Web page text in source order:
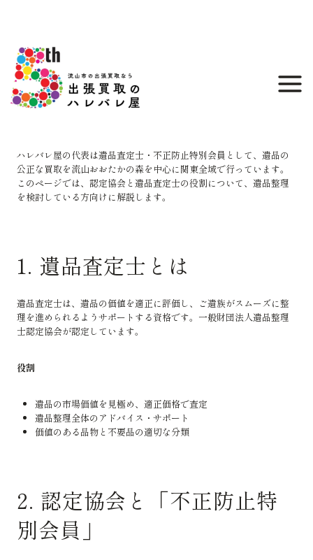
ハレバレ屋の代表は遺品査定士・不正防止特別会員として、遺品の
公正な買取を流山おおたかの森を中心に関東全域で行っています。
このページでは、認定協会と遺品査定士の役割について、遺品整理
を検討している方向けに解説します。
1. 遺品査定士とは
遺品査定士は、遺品の価値を適正に評価し、ご遺族がスムーズに整
理を進められるようサポートする資格です。一般財団法人遺品整理
士認定協会が認定しています。
役割
遺品の市場価値を見極め、適正価格で査定
遺品整理全体のアドバイス・サポート
価値のある品物と不要品の適切な分類
2. 認定協会と「不正防止特
別会員」